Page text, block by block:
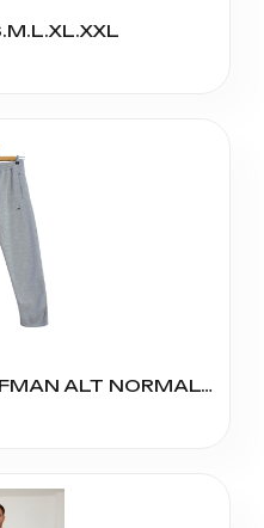
1846 ERKEK ÜÇİP EŞOFMAN ALT NORMAL BEDEN